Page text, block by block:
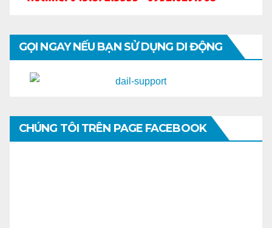
GỌI NGAY NẾU BẠN SỬ DỤNG DI ĐỘNG
CHÚNG TÔI TRÊN PAGE FACEBOOK